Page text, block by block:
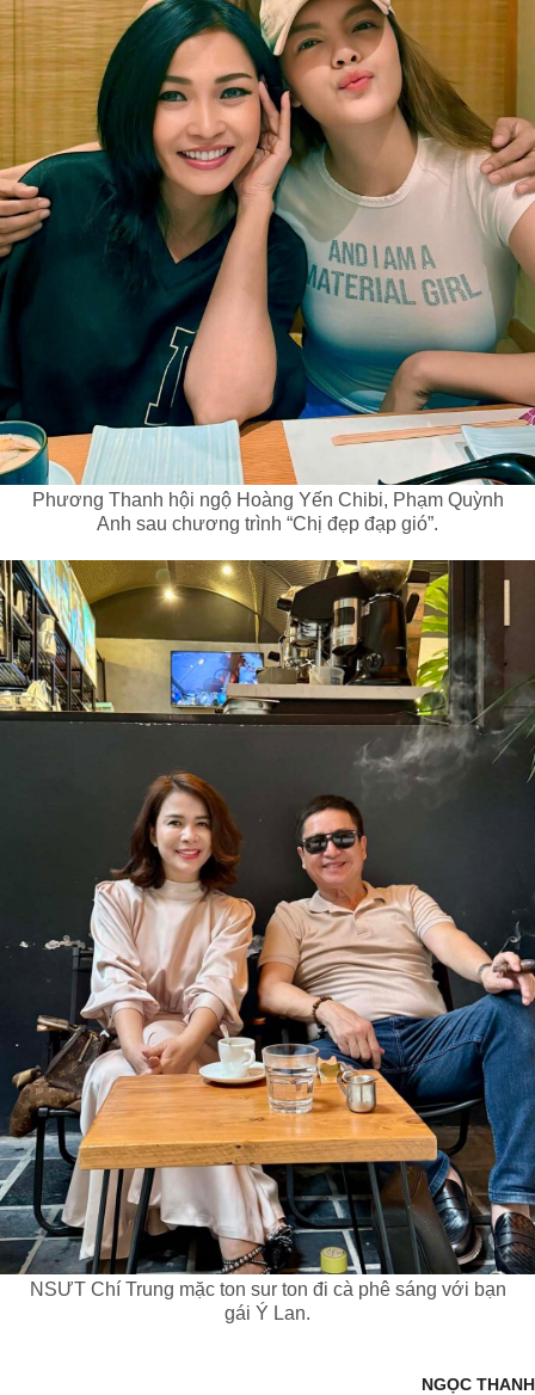
Phương Thanh hội ngộ Hoàng Yến Chibi, Phạm Quỳnh
Anh sau chương trình “Chị đẹp đạp gió”.
NSƯT Chí Trung mặc ton sur ton đi cà phê sáng với bạn
gái Ý Lan.
NGỌC THANH